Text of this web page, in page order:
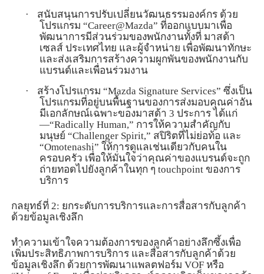
·
สนับสนุนการปรับเปลี่ยนวัฒนธรรมองค์กร ด้วย
โปรแกรม “Career@Mazda” ที่ออกแบบมาเพื่อ
พัฒนาการมีส่วนร่วมของพนักงานทั้งที่ มาสด้า
เซลส์ ประเทศไทย และผู้จำหน่าย เพื่อพัฒนาทักษะ
และส่งเสริมการสร้างความผูกพันของพนักงานกับ
แบรนด์และเพื่อนร่วมงาน
·
สร้างโปรแกรม “Mazda Signature Services” ซึ่งเป็น
โปรแกรมที่อยู่บนพื้นฐานของการส่งมอบคุณค่าอัน
มีเอกลักษณ์เฉพาะของมาสด้า 3 ประการ ได้แก่
—“Radically Human,” การให้ความสำคัญกับ
มนุษย์ “Challenger Spirit,” สปิริตที่ไม่ย่อท้อ และ
“Omotenashi” ให้การดูแลเช่นเดียวกับคนใน
ครอบครัว เพื่อให้มั่นใจว่าคุณค่าของแบรนด์จะถูก
ถ่ายทอดไปยังลูกค้าในทุก ๆ touchpoint ของการ
บริการ
กลยุทธ์ที่ 2: ยกระดับการบริการและการสื่อสารกับลูกค้า
ด้วยข้อมูลเชิงลึก
ทำความเข้าใจความต้องการของลูกค้าอย่างลึกซึ้งเพื่อ
เพิ่มประสิทธิภาพการบริการ และสื่อสารกับลูกค้าด้วย
ข้อมูลเชิงลึก ด้วยการพัฒนาแพลตฟอร์ม VOF หรือ